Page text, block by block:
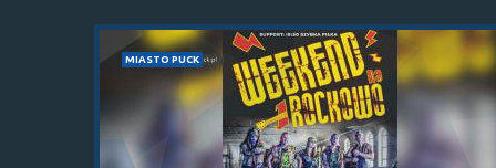
MIASTO PUCK